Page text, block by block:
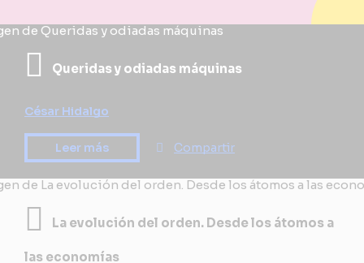
Queridas y odiadas máquinas
César Hidalgo
Leer más Compartir
La evolución del orden. Desde los átomos a
las economías